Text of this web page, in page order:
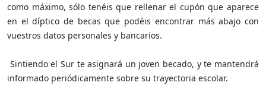
como máximo, sólo tenéis que rellenar el cupón que aparece
en el díptico de becas que podéis encontrar más abajo con
vuestros datos personales y bancarios.
Sintiendo el Sur te asignará un joven becado, y te mantendrá
informado periódicamente sobre su trayectoria escolar.